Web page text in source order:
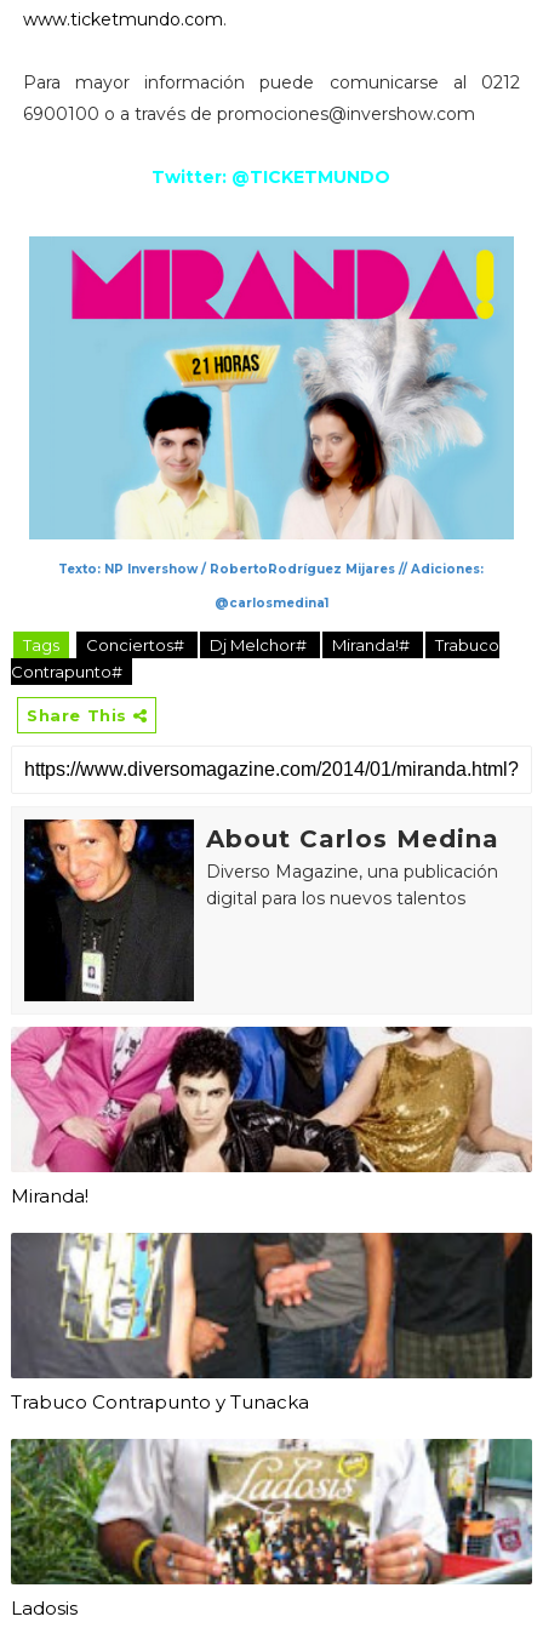
www.ticketmundo.com.
Para mayor información puede comunicarse al 0212
6900100 o a través de promociones@invershow.com
Twitter: @TICKETMUNDO
Texto: NP Invershow / RobertoRodríguez Mijares // Adiciones:
@carlosmedina1
Tags Conciertos# Dj Melchor# Miranda!#
Trabuco
Contrapunto#
Share This
About Carlos Medina
Diverso Magazine, una publicación
digital para los nuevos talentos
Miranda!
Trabuco Contrapunto y Tunacka
Ladosis